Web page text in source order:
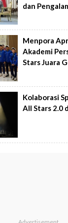
dan
Menpora
Akademi
Stars Juara
Kolaborasi
All Stars 2.0